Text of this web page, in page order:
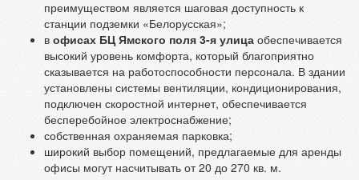
преимуществом является шаговая доступность к
станции подземки «Белорусская»;
в офисах БЦ Ямского поля 3-я улица обеспечивается
высокий уровень комфорта, который благоприятно
сказывается на работоспособности персонала. В здании
установлены системы вентиляции, кондиционирования,
подключен скоростной интернет, обеспечивается
бесперебойное электроснабжение;
собственная охраняемая парковка;
широкий выбор помещений, предлагаемые для аренды
офисы могут насчитывать от 20 до 270 кв. м.